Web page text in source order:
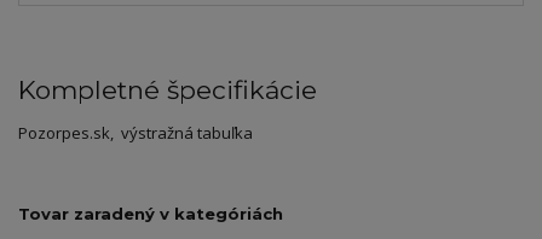
Kompletné špecifikácie
Pozorpes.sk, výstražná tabuľka
Tovar zaradený v kategóriách